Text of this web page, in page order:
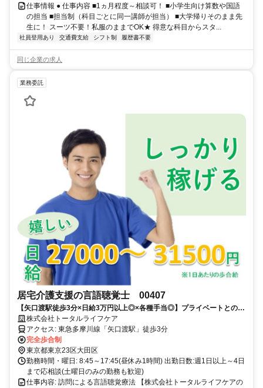
仕事情報 ● 仕事内容 ■1ヵ月程度～相談可！ ■小学生向け算数や国語
の担当 ■担当制（科目ごとに同一講師が担当） ■大学帰りそのまま先
生に！ スーツ不要！私服のままでOK★ 得意な科目からスタ...
社員登用あり 交通費支給 シフト制 履歴書不要
同じ企業の求人
業務委託
居宅介護支援の言語聴覚士 00407
【矢口渡駅徒歩3分×日給3万円以上◎×各種手当◎】プライベートとの両
立も◎
株式会社トータルライフケア
アクセス: 東急多摩川線「矢口渡駅」徒歩3分
完全歩合制
東京都東京23区大田区
勤務時間・曜日: 8:45～17:45(昼休み1時間) 出勤日数:週1日以上～4日
まで応相談(土曜日のみの勤務も歓迎)
仕事内容: 訪問による言語聴覚療法 【株式会社トータルライフケアの